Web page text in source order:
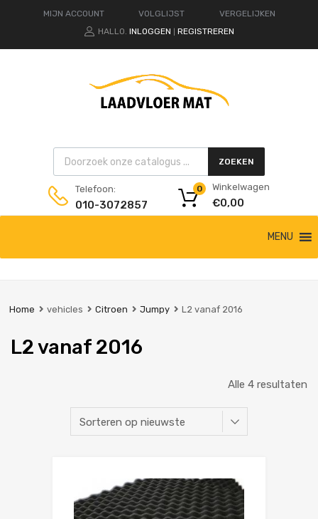
MIJN ACCOUNT VOLGLIJST
VERGELIJKEN
HALLO. INLOGGEN REGISTREREN
Products search ZOEKEN
Telefoon:
010-3072857
Winkelwagen
€0,00
0
de
MENU
Home vehicles Citroen Jumpy L2 vanaf 2016
L2 vanaf 2016
Alle 4 resultaten